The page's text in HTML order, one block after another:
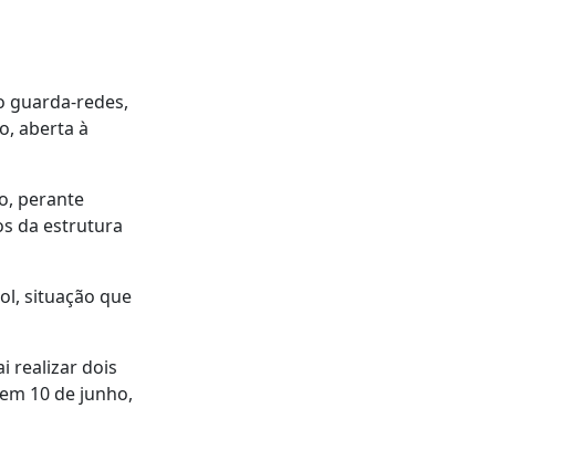
guarda-redes,
aberta à
perante
da estrutura
situação que
realizar dois
10 de junho,